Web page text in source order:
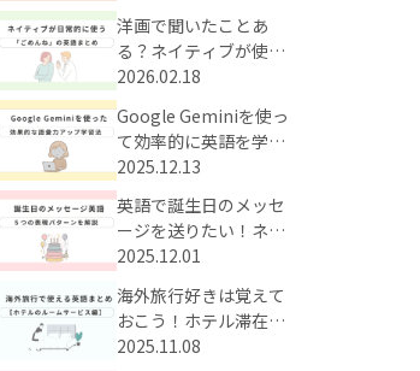
洋画で聞いたことあ
る？ネイティブが使う
「ごめんね」の英語表
2026.02.18
Google Geminiを使っ
て効率的に英語を学ぼ
う！時短で英単語が身
とは？
2025.12.13
英語で誕生日のメッセ
ージを送りたい！ネイ
ティブも使うかっこい
てご紹介
2025.12.01
海外旅行好きは覚えて
おこう！ホテル滞在中
のルームサービスに使
2025.11.08